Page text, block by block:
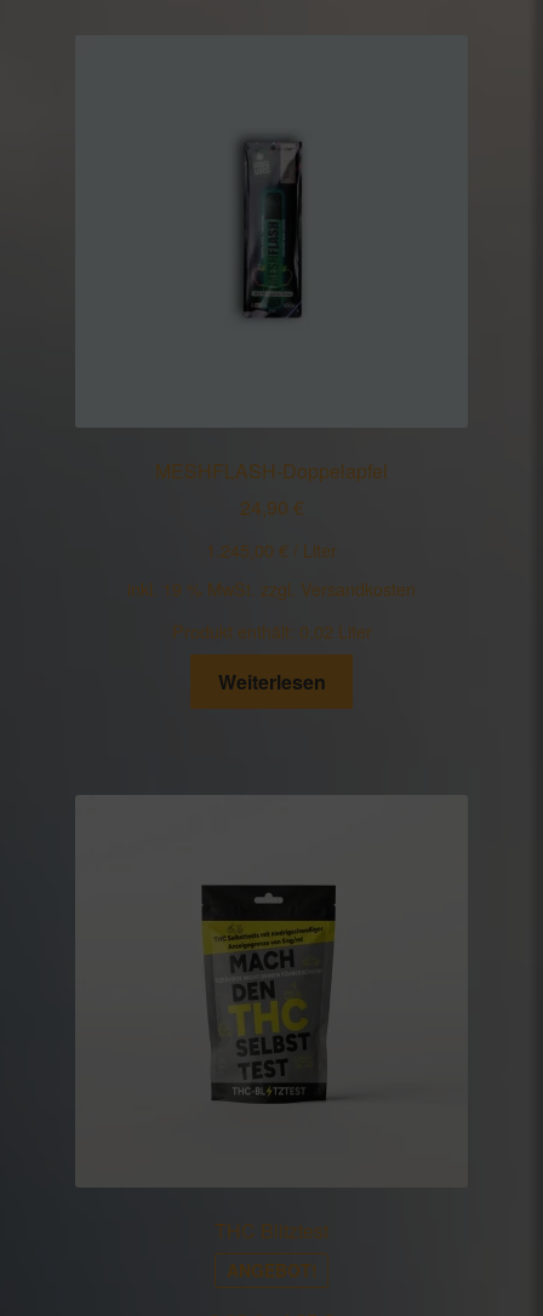
MESHFLASH-Doppelapfel
24,90 €
1.245,00 € / Liter
inkl. 19 % MwSt. zzgl. Versandkosten
Produkt enthält: 0,02 Liter
Weiterlesen
THC Blitztest
ANGEBOT!